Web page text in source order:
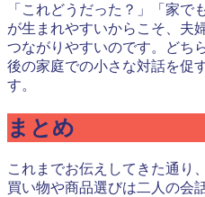
「これどうだった？」「家で
が生まれやすいからこそ、夫
つながりやすいのです。どち
後の家庭での小さな対話を促
す。
まとめ
これまでお伝えしてきた通り
買い物や商品選びは二人の会